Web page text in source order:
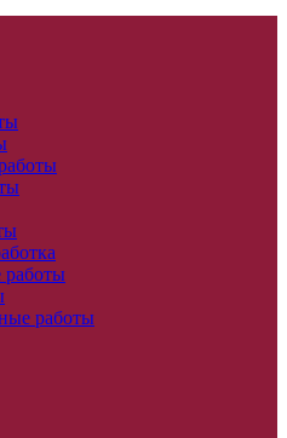
работы
работы